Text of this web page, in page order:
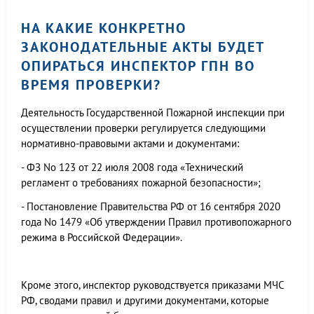
НА КАКИЕ КОНКРЕТНО
ЗАКОНОДАТЕЛЬНЫЕ АКТЫ БУДЕТ
ОПИРАТЬСЯ ИНСПЕКТОР ГПН ВО
ВРЕМЯ ПРОВЕРКИ?
Деятельность Государственной Пожарной инспекции при
осуществлении проверки регулируется следующими
нормативно-правовыми актами и документами:
- ФЗ No 123 от 22 июля 2008 года «Технический
регламент о требованиях пожарной безопасности»;
- Постановление Правительства РФ от 16 сентября 2020
года No 1479 «Об утверждении Правил противопожарного
режима в Российской Федерации».
Кроме этого, инспектор руководствуется приказами МЧС
РФ, сводами правил и другими документами, которые